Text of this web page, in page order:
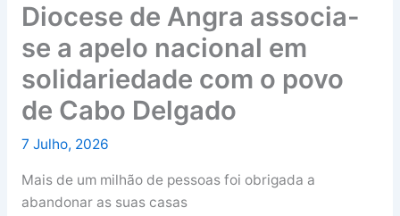
Diocese de Angra associa-
se a apelo nacional em
solidariedade com o povo
de Cabo Delgado
7 Julho, 2026
Mais de um milhão de pessoas foi obrigada a
abandonar as suas casas